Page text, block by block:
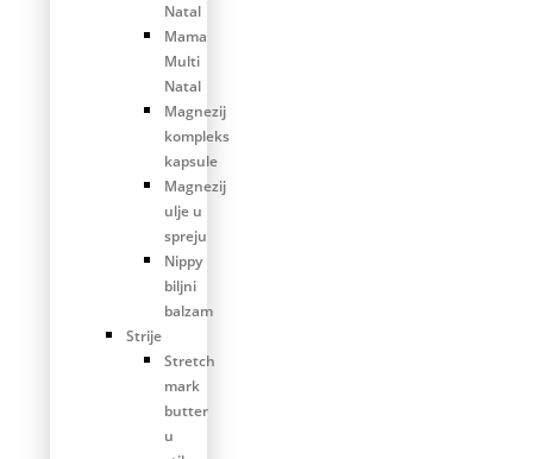
Natal
Mama
Multi
Natal
Magnezij
kompleks
kapsule
Magnezij
ulje u
spreju
Nippy
biljni
balzam
Strije
Stretch
mark
butter
u